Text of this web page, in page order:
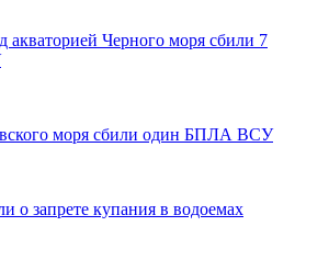
акваторией Черного моря сбили 7
моря сбили один БПЛА ВСУ
о запрете купания в водоемах